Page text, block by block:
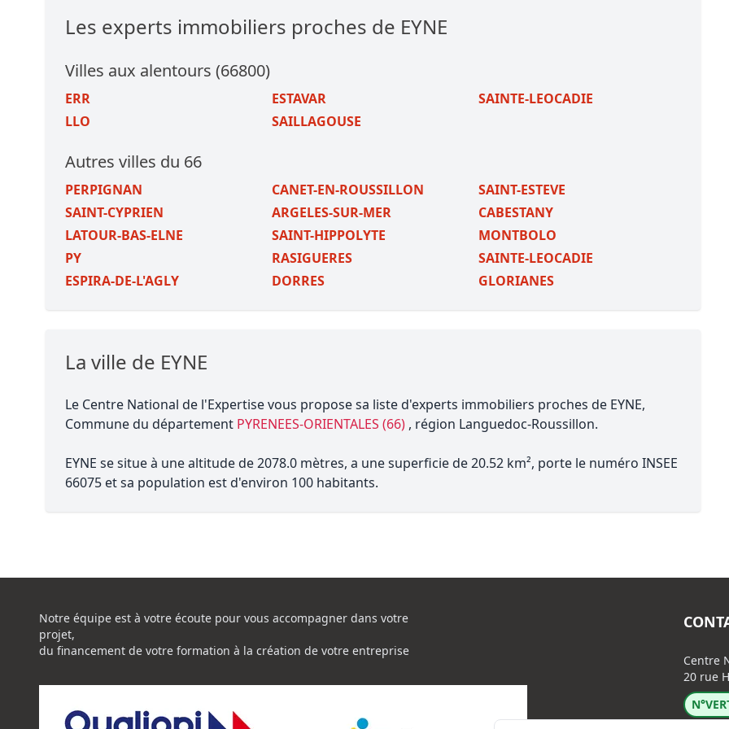
Les experts immobiliers proches de EYNE
Villes aux alentours (66800)
ERR ESTAVAR
SAINTE-LEOCADIE
LLO
SAILLAGOUSE
Autres villes du 66
PERPIGNAN CANET-EN-ROUSSILLON
SAINT-ESTEVE
SAINT-CYPRIEN
ARGELES-SUR-MER
CABESTANY
LATOUR-BAS-ELNE
SAINT-HIPPOLYTE
MONTBOLO
PY
RASIGUERES
SAINTE-LEOCADIE
ESPIRA-DE-L'AGLY
DORRES GLORIANES
La ville de EYNE
Le Centre National de l'Expertise vous propose sa liste d'experts immobiliers proches de EYNE,
Commune du département PYRENEES-ORIENTALES (66) , région Languedoc-Roussillon.
EYNE se situe à une altitude de 2078.0 mètres, a une superficie de 20.52 km², porte le numéro INSEE
66075 et sa population est d'environ 100 habitants.
Notre équipe est à votre écoute pour vous accompagner dans votre
projet,
du financement de votre formation à la création de votre entreprise
Centre
20 rue